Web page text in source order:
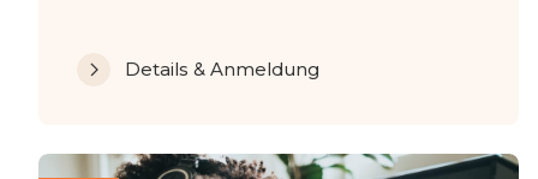
Details & Anmeldung